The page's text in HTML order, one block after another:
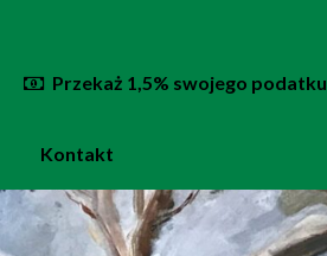
Przekaż 1,5% swojego podatku
Kontakt